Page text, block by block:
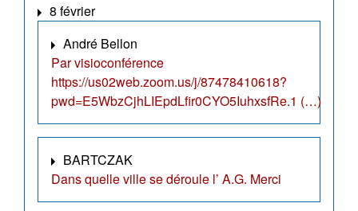
8 février
André Bellon
Par visioconférence
https://us02web.zoom.us/j/87478410618?
pwd=E5WbzCjhLIEpdLfir0CYO5IuhxsfRe.1 (…)
BARTCZAK
Dans quelle ville se déroule l’ A.G. Merci